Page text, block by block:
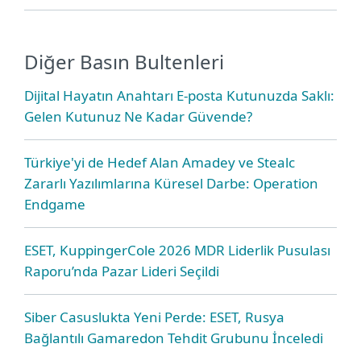
Diğer Basın Bultenleri
Dijital Hayatın Anahtarı E-posta Kutunuzda Saklı:
Gelen Kutunuz Ne Kadar Güvende?
Türkiye'yi de Hedef Alan Amadey ve Stealc
Zararlı Yazılımlarına Küresel Darbe: Operation
Endgame
ESET, KuppingerCole 2026 MDR Liderlik Pusulası
Raporu’nda Pazar Lideri Seçildi
Siber Casuslukta Yeni Perde: ESET, Rusya
Bağlantılı Gamaredon Tehdit Grubunu İnceledi